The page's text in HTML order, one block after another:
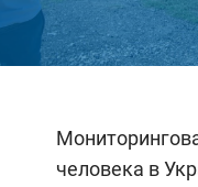
человека в